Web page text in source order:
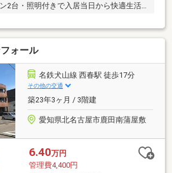
2台・照明付きで入居当日から快適生活
ォール
名鉄犬山線 西春駅 徒歩17分
その他の交通
築23年3ヶ月 / 3階建
愛知県北名古屋市鹿田南蒲屋敷
6.40万円
管理費4,400円